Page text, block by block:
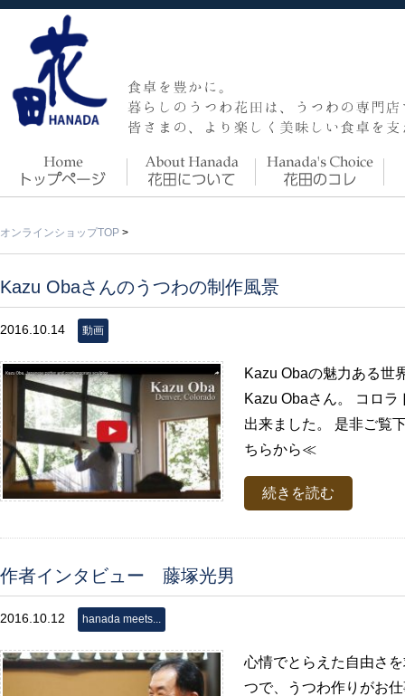
オンラインショップTOP >
Kazu Obaさんのうつわの制作風景
2016.10.14 動画
Kazu Obaの魅力ある世
Kazu Obaさん。 コロ
出来ました。 是非ご覧
ちらから≪
続きを読む
作者インタビュー 藤塚光男
2016.10.12 hanada meets...
心情でとらえた自由さ
つで、うつわ作りがお